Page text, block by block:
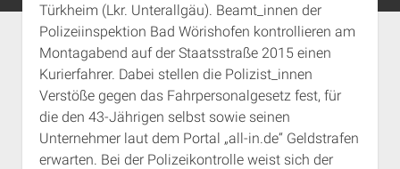
Aktuelles
Termine
open
dropdown
menu
Antifaschistische Termine im Süden
Antifaschistische Termine in München
Rechte Termine im Süden
Rechte Termine München
Chronologie
Das Archiv
open
dropdown
menu
a.i.d.a. e. V. unterstützen
Über a.i.d.a.
Impressum
Türkheim (Lkr. Unterallgäu). Beamt_innen der
Polizeiinspektion Bad Wörishofen kontrollieren am
Montagabend auf der Staatsstraße 2015 einen
Kurierfahrer. Dabei stellen die Polizist_innen
Verstöße gegen das Fahrpersonalgesetz fest, für
die den 43-Jährigen selbst sowie seinen
Unternehmer laut dem Portal „all-in.de“ Geldstrafen
erwarten. Bei der Polizeikontrolle weist sich der